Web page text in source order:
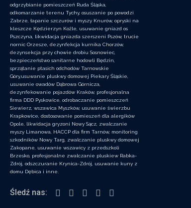
odgrzybianie pomieszczeń Ruda Śląska,
odkomarzanie terenu Tychy, osuszanie po powodzi
Zabrze, łapanie szczurów i myszy Knurów, opryski na
kleszcze Kędzierzyn Koźle, usuwanie gniazd os
Pszczyna, likwidacja gniazda szerszeni Pszów, trucie
nornic Orzesze, dezynfekcja kurnika Chorzów,
dezynsekcja przy chowie drobiu Sosnowiec,
bezpieczeństwo sanitarne hodowli Będzin,
sprzątanie ptasich odchodów Tarnowskie
Góry,usuwanie pluskwy domowej Piekary Śląskie,
usuwanie owadów Dąbrowa Górnicza,
dezynfekowanie pojazdów Kraków, profesjonalna
firma DDD Pyskowice, odrobaczanie pomieszczeń
Siewierz, wszawica Myszków, usuwanie świerzbu
Krapkowice, dostosowanie pomieszeń dla alergików
Opole, likwidacja gryzoni Nowy Sącz, zwalczanie
myszy Limanowa, HACCP dla firm Tarnów, monitoring
szkodników Nowy Targ, zwalczanie pluskwy domowej
Zakopane, usuwanie wszawicy z przedszkoli
Brzesko, profesjonalne zwalczanie pluskiew Rabka-
Zdrój, odszczuranie Krynica-Zdrój, usuwanie kuny z
domu Dębica i inne.
Śledź nas: